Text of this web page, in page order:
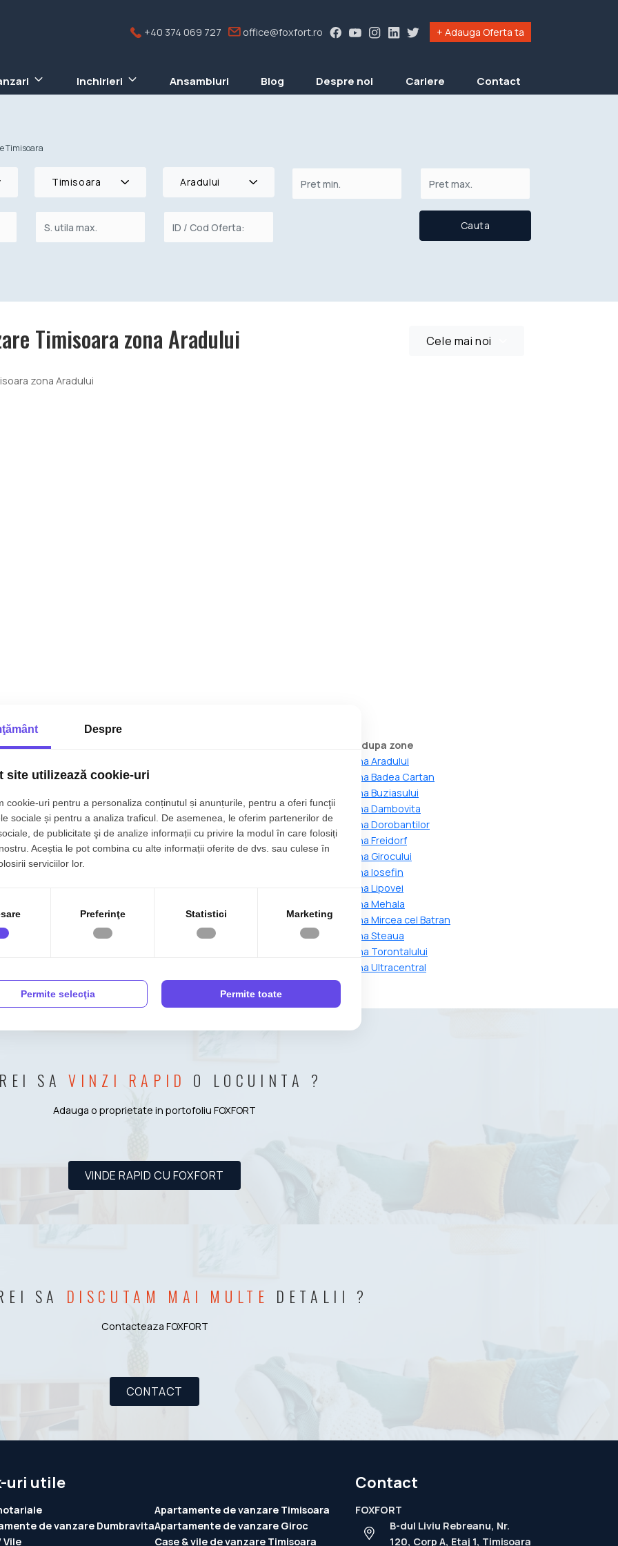
+40 374 069 727 office@foxfort.ro + Adauga Oferta ta
Inchirieri Ansambluri Blog Despre noi Cariere Contact
Timisoara
Timisoara Aradului
Cauta
Timisoara zona Aradului
zona Aradului
Cele mai noi
de camere
Spatii comerciale de vânzare Timisoara dupa zone
Spatii comerciale de vânzare Timisoara zona Aradului
Spatii comerciale de vânzare Timisoara zona Badea Cartan
Spatii comerciale de vânzare Timisoara zona Buziasului
Spatii comerciale de vânzare Timisoara zona Dambovita
Spatii comerciale de vânzare Timisoara zona Dorobantilor
Spatii comerciale de vânzare Timisoara zona Freidorf
Spatii comerciale de vânzare Timisoara zona Girocului
Spatii comerciale de vânzare Timisoara zona Iosefin
Spatii comerciale de vânzare Timisoara zona Lipovei
Spatii comerciale de vânzare Timisoara zona Mehala
Spatii comerciale de vânzare Timisoara zona Mircea cel Batran
Spatii comerciale de vânzare Timisoara zona Steaua
Spatii comerciale de vânzare Timisoara zona Torontalului
Spatii comerciale de vânzare Timisoara zona Ultracentral
SAVINZI RAPID O LOCUINTA ?
Adauga o proprietate in portofoliu FOXFORT
VINDE RAPID CU FOXFORT
SA DISCUTAM MAI MULTE DETALII ?
Contacteaza FOXFORT
CONTACT
uri utile
Apartamente de vanzare Timisoara
de vanzare DumbravitaApartamente de vanzare Giroc
Vile
Case & vile de vanzare Timisoara
Contact
FOXFORT
B-dul Liviu Rebreanu, Nr.
120, Corp A, Etaj 1, Timisoara
Despre
site utilizează cookie-uri
cookie-uri pentru a personaliza conținutul și anunțurile, pentru a oferi funcţii
sociale și pentru a analiza traficul. De asemenea, le oferim partenerilor de
de publicitate şi de analize informații cu privire la modul în care folosiți
Aceștia le pot combina cu alte informații oferite de dvs. sau culese în
serviciilor lor.
Preferinţe Statistici Marketing
Permite selecţia Permite toate